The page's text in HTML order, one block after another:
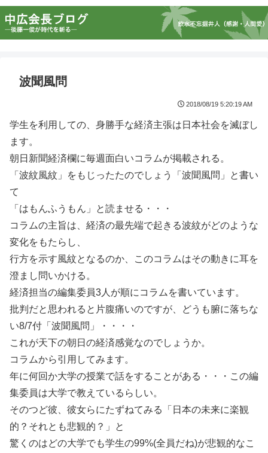
波聞風問
2018/08/19 5:20:19 AM
学生を利用しての、身勝手な経済主張は日本社会を滅ぼし
ます。
朝日新聞経済欄に毎週面白いコラムが掲載される。
「波紋風紋」をもじったたのでしょう「波聞風問」と書い
て
「はもんふうもん」と読ませる・・・
コラムの主旨は、経済の最先端で起きる波紋がどのような
変化をもたらし、
行方を示す風紋となるのか、このコラムはその動きに耳を
澄まし問いかける。
経済担当の編集委員3人が順にコラムを書いています。
批判だと思われると片腹痛いのですが、どうも腑に落ちな
い8/7付「波聞風問」・・・・
これが天下の朝日の経済感覚なのでしょうか。
コラムから引用してみます。
年に何回か大学の授業で話をすることがある・・・この編
集委員は大学で教えているらしい。
そのつど彼、彼女らにたずねてみる「日本の未来に楽観
的？それとも悲観的？」と
驚くのはどの大学でも学生の99%(全員だね)が悲観的なこ